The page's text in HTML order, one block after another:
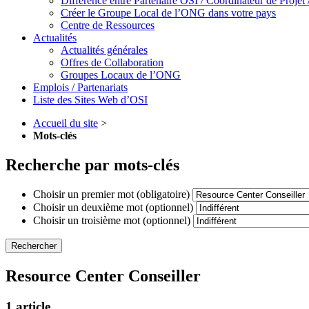
Créer le Groupe Local de l’ONG dans votre pays
Centre de Ressources
Actualités
Actualités générales
Offres de Collaboration
Groupes Locaux de l’ONG
Emplois / Partenariats
Liste des Sites Web d’OSI
Accueil du site >
Mots-clés
Recherche par mots-clés
Choisir un premier mot (obligatoire)
Choisir un deuxième mot (optionnel)
Choisir un troisième mot (optionnel)
Resource Center Conseiller